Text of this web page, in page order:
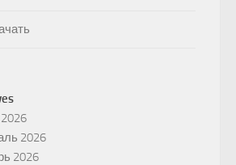
2026
2026